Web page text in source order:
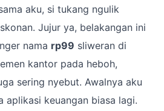
aku, si tukang ngulik
Jujur ya, belakangan ini
nama rp99 sliweran di
kantor pada heboh,
sering nyebut. Awalnya aku
aplikasi keuangan biasa lagi.